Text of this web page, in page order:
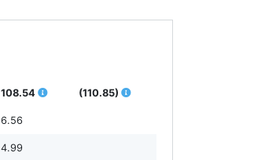
108.54 (110.85)
6.56
4.99